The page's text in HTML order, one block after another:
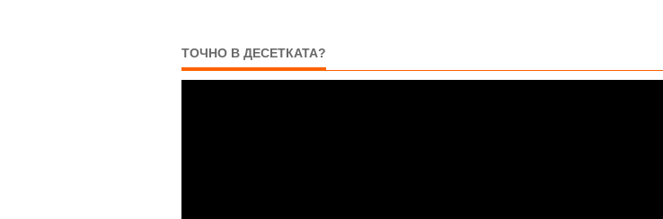
ТОЧНО В ДЕСЕТКАТА?